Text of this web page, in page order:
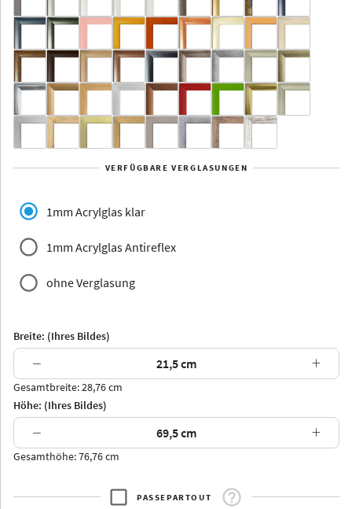
Aluminium
Yukon Alaska
Jersey Dauphine
Arran Luzern
Thurgau
VERFÜGBARE VERGLASUNGEN
1mm Acrylglas klar
1mm Acrylglas Antireflex
ohne Verglasung
Breite: (Ihres Bildes)
− +
Gesamtbreite: 28,76 cm
Höhe: (Ihres Bildes)
− +
Gesamthöhe: 76,76 cm
PASSEPARTOUT